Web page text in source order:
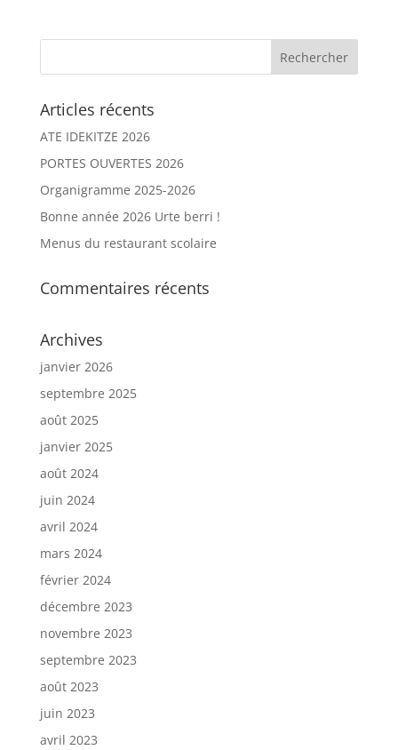
Articles récents
ATE IDEKITZE 2026
PORTES OUVERTES 2026
Organigramme 2025-2026
Bonne année 2026 Urte berri !
Menus du restaurant scolaire
Commentaires récents
Archives
janvier 2026
septembre 2025
août 2025
janvier 2025
août 2024
juin 2024
avril 2024
mars 2024
février 2024
décembre 2023
novembre 2023
septembre 2023
août 2023
juin 2023
avril 2023